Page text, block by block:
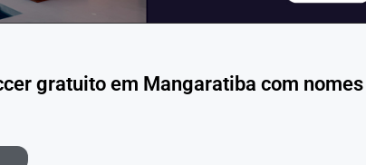
gratuito em Mangaratiba com